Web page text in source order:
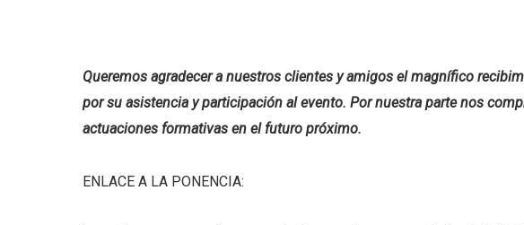
Queremos agradecer a nuestros clientes y amigos el magnífico
por su asistencia y participación al evento. Por nuestra parte nos
actuaciones formativas en el futuro próximo.
ENLACE A LA PONENCIA: